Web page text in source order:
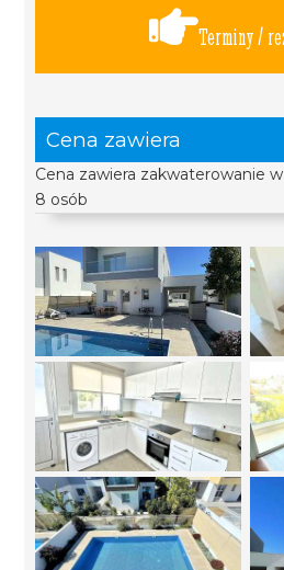
Terminy /
Cena zawiera
Cena zawiera zakwaterowanie
8 osób